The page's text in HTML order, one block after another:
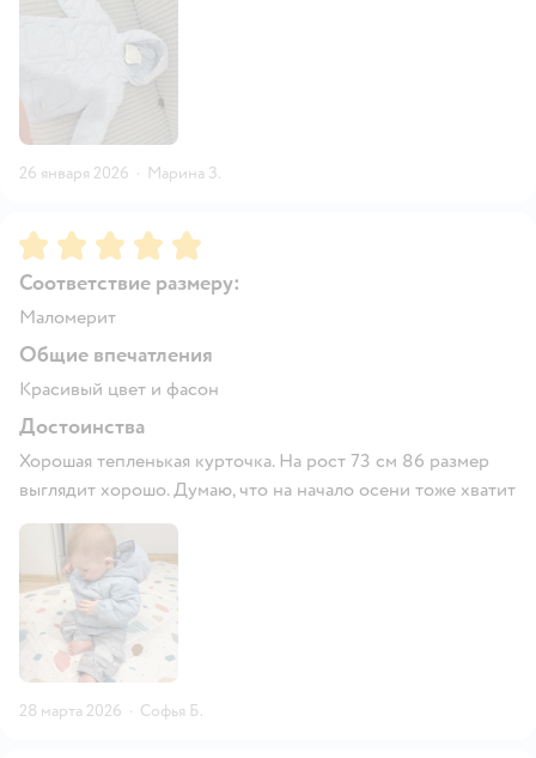
26 января 2026 · Марина З.
Рейтинг:5
Соответствие размеру:
Маломерит
Общие впечатления
Красивый цвет и фасон
Достоинства
Хорошая тепленькая курточка. На рост 73 см 86 размер
выглядит хорошо. Думаю, что на начало осени тоже хватит
28 марта 2026 · Софья Б.